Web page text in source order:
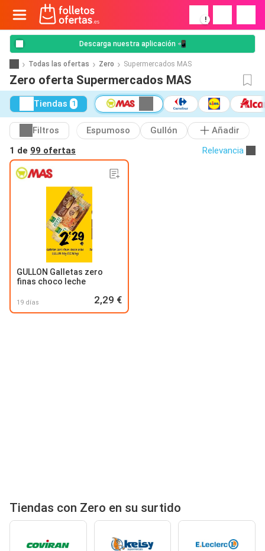
!
Descarga nuestra aplicación 📲
Todas las ofertas Zero Supermercados MAS
Zero oferta Supermercados MAS
Tiendas 1
Filtros Espumoso Gullón
Añadir
1 de 99 ofertas Relevancia
GULLON Galletas zero
finas choco leche
19 días 2,29 €
Tiendas con Zero en su surtido